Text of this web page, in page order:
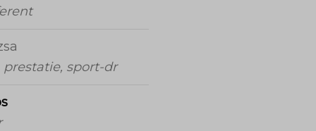
prestatie, sport-dr